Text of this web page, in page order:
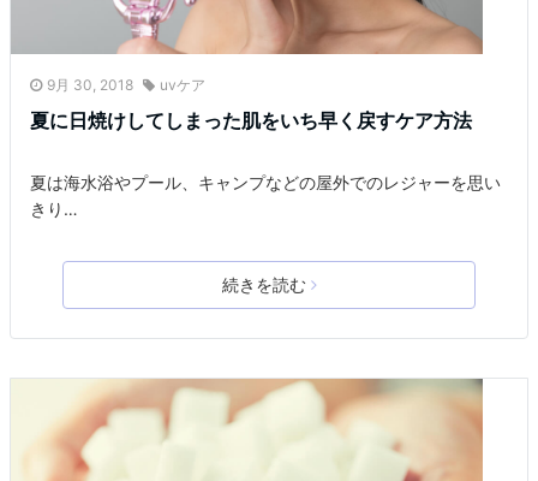
9月 30, 2018 uvケア
夏に日焼けしてしまった肌をいち早く戻すケア方法
夏は海水浴やプール、キャンプなどの屋外でのレジャーを思い
きり…
続きを読む